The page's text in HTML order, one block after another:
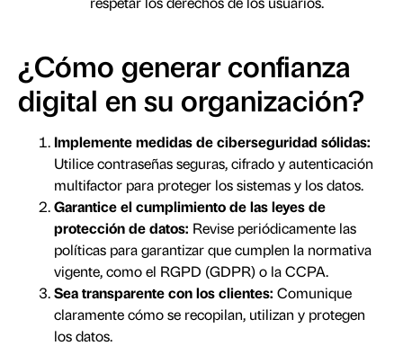
¿Cómo generar confianza
digital en su organización?
Implemente medidas de ciberseguridad sólidas:
Utilice contraseñas seguras, cifrado y autenticación
multifactor para proteger los sistemas y los datos.
Garantice el cumplimiento de las leyes de
protección de datos: Revise periódicamente las
políticas para garantizar que cumplen la normativa
vigente, como el RGPD (GDPR) o la CCPA.
Sea transparente con los clientes: Comunique
claramente cómo se recopilan, utilizan y protegen
los datos.